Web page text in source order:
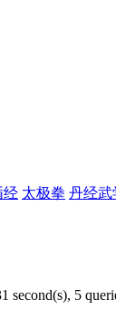
经 太极拳 丹经武
second(s), 5